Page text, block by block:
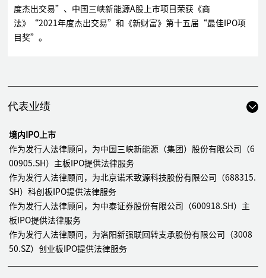
度杰出交易”、中国三峡新能源A股上市项目荣获《商
法》“2021年度杰出交易”和《新财富》第十五届“最佳IPO项
目奖”。
代表业绩
境内IPO上市
作为发行人法律顾问，为中国三峡新能源（集团）股份有限公司（6
00905.SH）主板IPO提供法律服务
作为发行人法律顾问，为北京诺禾致源科技股份有限公司（688315.
SH）科创板IPO提供法律服务
作为发行人法律顾问，为中泰证券股份有限公司（600918.SH）主
板IPO提供法律服务
作为发行人法律顾问，为洛阳新强联回转支承股份有限公司（3008
50.SZ）创业板IPO提供法律服务